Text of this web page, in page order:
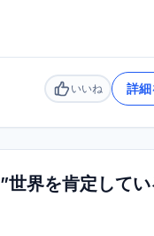
いいね
いいね 詳細
界を肯定してい